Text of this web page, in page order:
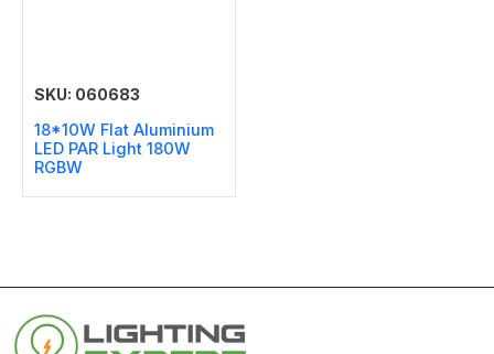
SKU: 060683
18*10W Flat Aluminium
LED PAR Light 180W
RGBW